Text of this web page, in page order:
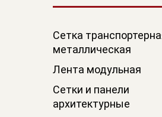
Сетка
металлическая
Лента модульная
Cетки и панели
архитектурные